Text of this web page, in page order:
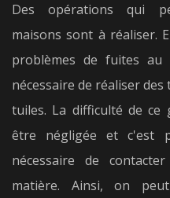
Des opérations qui
maisons sont à réaliser.
problèmes de fuites
nécessaire de réaliser
tuiles. La difficulté de
être négligée et c'est
nécessaire de
matière. Ainsi, on